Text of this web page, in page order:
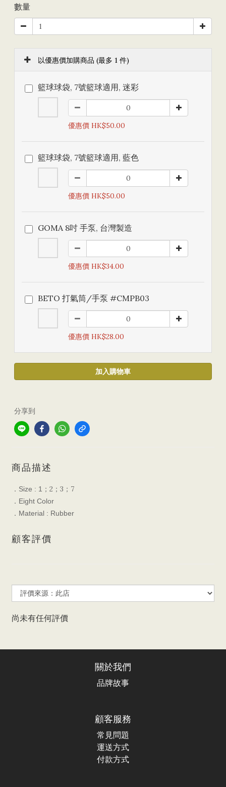
數量
以優惠價加購商品 (最多 1 件)
籃球球袋, 7號籃球適用, 迷彩
優惠價 HK$50.00
籃球球袋, 7號籃球適用, 藍色
優惠價 HK$50.00
GOMA 8吋 手泵, 台灣製造
優惠價 HK$34.00
BETO 打氣筒/手泵 #CMPB03
優惠價 HK$28.00
加入購物車
分享到
商品描述
． Size : 1 ； 2 ； 3 ； 7
． Eight Color
． Material : Rubber
顧客評價
尚未有任何評價
關於我們
品牌故事
顧客服務
常見問題
運送方式
付款方式